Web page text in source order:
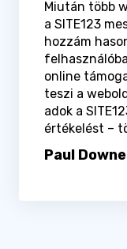
Miután több
a SITE123
hozzám
online
teszi a
adok a
értékelést –
Paul